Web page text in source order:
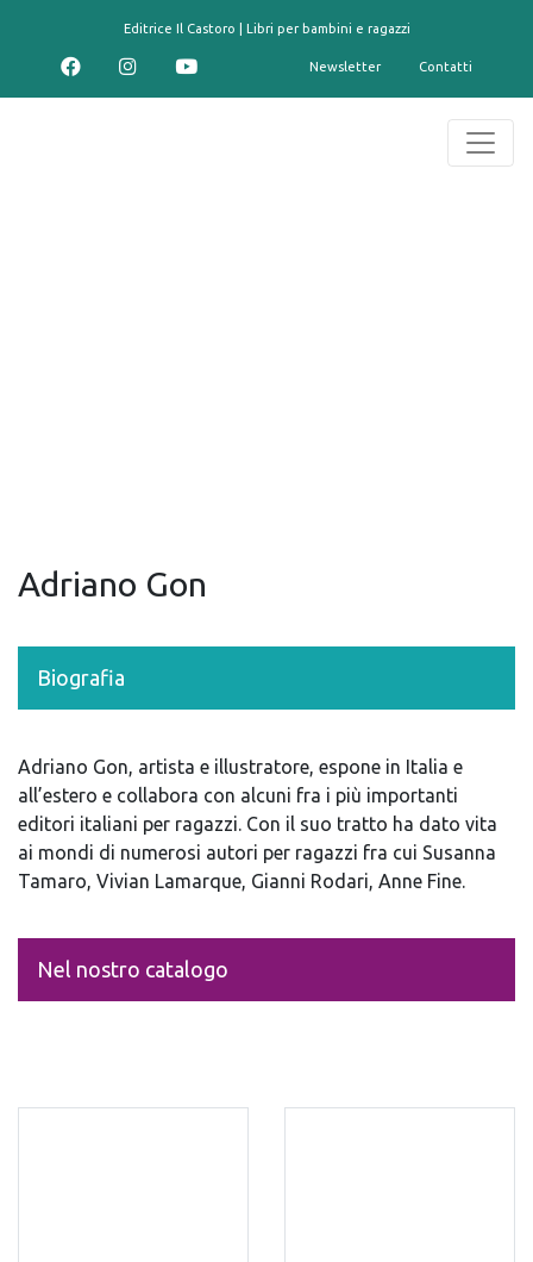
Editrice Il Castoro | Libri per bambini e ragazzi
Newsletter Contatti
Adriano Gon
Biografia
Adriano Gon, artista e illustratore, espone in Italia e
all’estero e collabora con alcuni fra i più importanti
editori italiani per ragazzi. Con il suo tratto ha dato vita
ai mondi di numerosi autori per ragazzi fra cui Susanna
Tamaro, Vivian Lamarque, Gianni Rodari, Anne Fine.
Nel nostro catalogo